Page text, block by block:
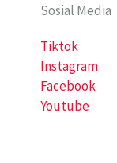
Sosial Media
Tiktok
Instagram
Facebook
Youtube